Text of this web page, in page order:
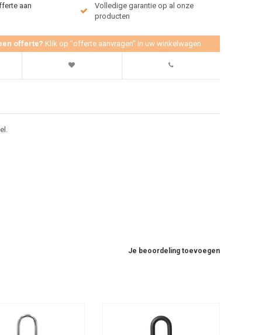
aan
Volledige garantie op al onze
producten
offerte? Klik op "offerte aanvragen" in uw winkelwagen
Je beoordeling toevoegen